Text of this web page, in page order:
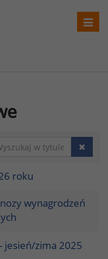
roku
wynagrodzeń
jesień/zima 2025